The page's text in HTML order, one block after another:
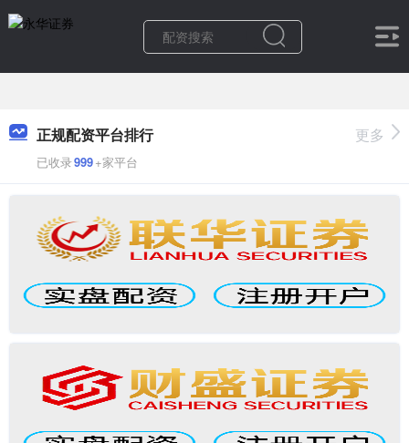
正规配资平台排行
已收录999+家平台
更多